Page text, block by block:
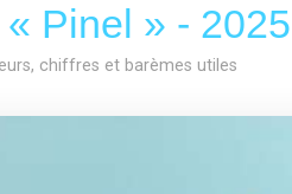
Pinel » - 2025
chiffres et barèmes utiles